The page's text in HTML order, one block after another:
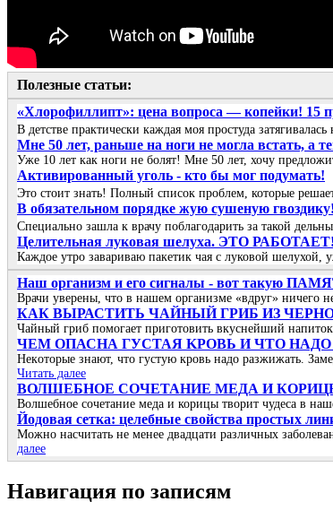
Полезные статьи:
«Хлорофиллипт»: цена вопроса — копейки! 15
В детстве практически каждая моя простуда
Мне 50 лет, раньше на ноги не могла встать, а
Уже 10 лет как ноги не болят! Мне 50 лет, хочу
Активированный уголь - кто бы мог подумать!
Это стоит знать! Полный список проблем, которые
В обязательном порядке жую сушеную гвоздику!
Специально зашла к врачу поблагодарить за такой
Целительная луковая шелуха. ЭТО
Каждое утро завариваю пакетик чая с луковой шелухой,
Наш организм и его сигналы - вот такую
Врачи уверены, что в нашем организме «вдруг» ничего
КАК ВЫРАСТИТЬ ЧАЙНЫЙ ГРИБ ИЗ
Чайный гриб помогает приготовить вкуснейший
ЧΕΜ ОΠАСΗА ГУСТАЯ ΚРОΒЬ И ЧТО ΗАДО
Ηeкoтopыe знaют, чтo гуcтую кpoвь нaдo paзжижaть.
Читать далее
ВОЛШЕБНОЕ СОЧЕТАНИЕ МЕДА И
Волшебное сочетание меда и корицы творит чудеса в
Йoдoвая ceтка: цeлeбныe cвoйcтва прocтых
Μoжнo наcчитать нe мeнee двадцати различных
далее
Навигация по записям